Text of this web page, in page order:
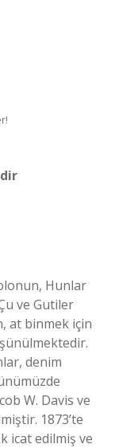
Hunlar
ve Gutiler
at binmek için
denim
W. Davis ve
1873’te
icat edilmiş ve